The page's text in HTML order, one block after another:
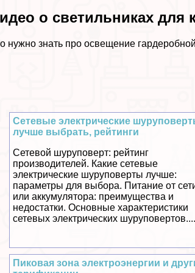
о светильниках для
нужно знать про освещение гардеробной
Сетевые электрические
лучше выбрать, рейтинги
Сетевой шуруповерт: рейтинг
производителей. Какие сетевые
электрические шуруповерты лучше:
параметры для выбора. Питание от
или аккумулятора: преимущества и
недостатки. Основные хаpaктеристики
сетевых электрических шуруповертов....
Пиковая зона электроэнергии и